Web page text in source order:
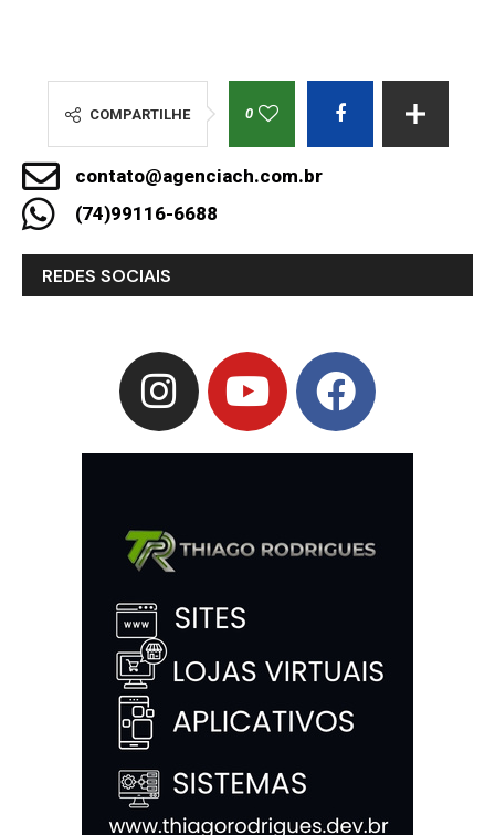
COMPARTILHE 0
contato@agenciach.com.br
(74)99116-6688
REDES SOCIAIS